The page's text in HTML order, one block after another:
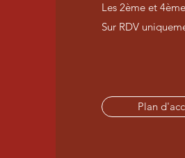
Les 2ème et
Sur RDV
Plan